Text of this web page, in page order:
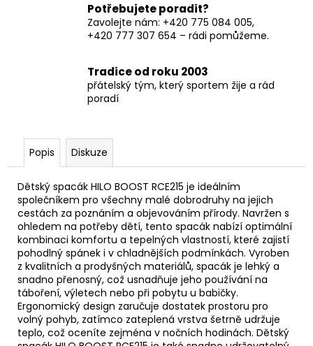
Potřebujete poradit?
Zavolejte nám: +420 775 084 005,
+420 777 307 654 – rádi pomůžeme.
Tradice od roku 2003
přátelský tým, který sportem žije a rád
poradí
Popis Diskuze
Dětský spacák HILO BOOST RCE215 je ideálním
společníkem pro všechny malé dobrodruhy na jejich
cestách za poznáním a objevováním přírody. Navržen s
ohledem na potřeby dětí, tento spacák nabízí optimální
kombinaci komfortu a tepelných vlastností, které zajistí
pohodlný spánek i v chladnějších podmínkách. Vyroben
z kvalitních a prodyšných materiálů, spacák je lehký a
snadno přenosný, což usnadňuje jeho používání na
táboření, výletech nebo při pobytu u babičky.
Ergonomický design zaručuje dostatek prostoru pro
volný pohyb, zatímco zateplená vrstva šetrně udržuje
teplo, což oceníte zejména v nočních hodinách. Dětský